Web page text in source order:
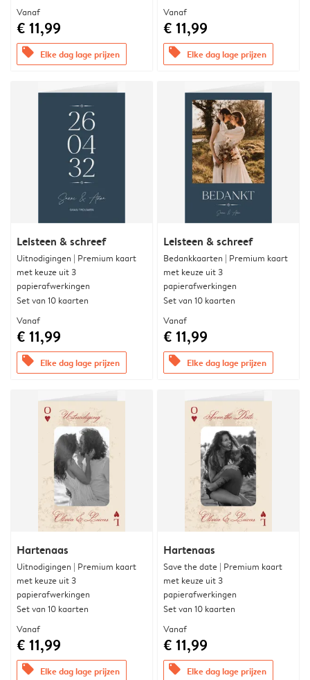
Vanaf
€ 11,99
offers Elke dag lage prijzen
Vanaf
€ 11,99
offers Elke dag lage prijzen
Leisteen & schreef
Uitnodigingen | Premium kaart
met keuze uit 3
papierafwerkingen
Set van 10 kaarten
Vanaf
€ 11,99
offers Elke dag lage prijzen
Leisteen & schreef
Bedankkaarten | Premium kaart
met keuze uit 3
papierafwerkingen
Set van 10 kaarten
Vanaf
€ 11,99
offers Elke dag lage prijzen
Hartenaas
Uitnodigingen | Premium kaart
met keuze uit 3
papierafwerkingen
Set van 10 kaarten
Vanaf
€ 11,99
offers Elke dag lage prijzen
Hartenaas
Save the date | Premium kaart
met keuze uit 3
papierafwerkingen
Set van 10 kaarten
Vanaf
€ 11,99
offers Elke dag lage prijzen